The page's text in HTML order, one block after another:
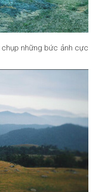
những bức ảnh cực